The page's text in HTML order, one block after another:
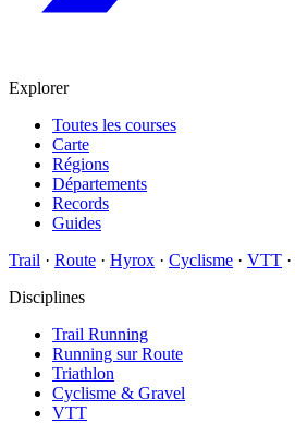
Explorer
Toutes les courses
Carte
Régions
Départements
Records
Guides
Trail · Route · Hyrox · Cyclisme · VTT ·
Disciplines
Trail Running
Running sur Route
Triathlon
Cyclisme & Gravel
VTT